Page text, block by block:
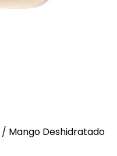
/ Mango Deshidratado